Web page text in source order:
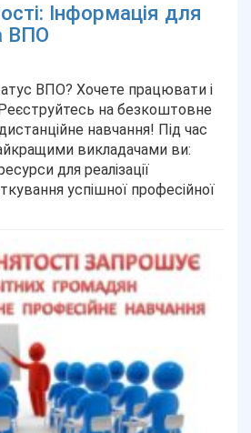
Інформація для
ВПО
ВПО? Хочете працювати і
на безкоштовне
навчання! Під час
викладачами ви:
для реалізації
успішної професійної